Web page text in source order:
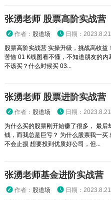
张湧老师 股票高阶实战营
作者： 股道场 日期：2023.8.21
股票高阶实战营 实操升级，挑战高收
苦恼 01 K线图看不懂，不知道朋友的
不该买？什么时候买 03...
张湧老师 股票进阶实战营
作者： 股道场 日期：2023.8.21
为什么买的股票刚开始赚了很多， 最
钱，而我总是巨亏？ 为什么股票我一买
不会止损 想要投到优质好公司，但...
张湧老师基金进阶实战营
作者： 股道场 日期：2023.8.21